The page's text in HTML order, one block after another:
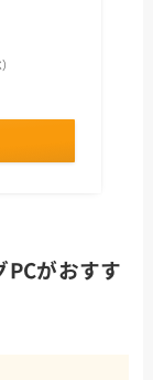
PCがおすす